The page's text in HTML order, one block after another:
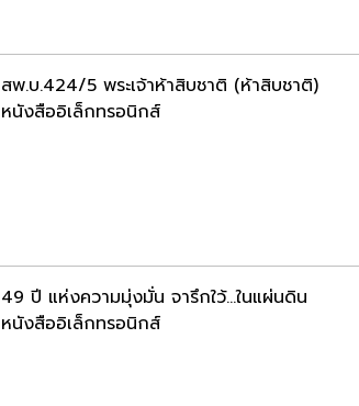
สพ.บ.424/5 พระเจ้าห้าสิบชาติ (ห้าสิบชาติ)
หนังสืออิเล็กทรอนิกส์
49 ปี แห่งความมุ่งมั่น จารึกใว้...ในแผ่นดิน
หนังสืออิเล็กทรอนิกส์